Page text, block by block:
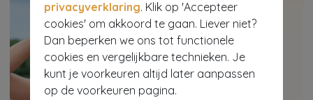
privacyverklaring. Klik op 'Accepteer
cookies' om akkoord te gaan. Liever niet?
Dan beperken we ons tot functionele
cookies en vergelijkbare technieken. Je
kunt je voorkeuren altijd later aanpassen
op de voorkeuren pagina.